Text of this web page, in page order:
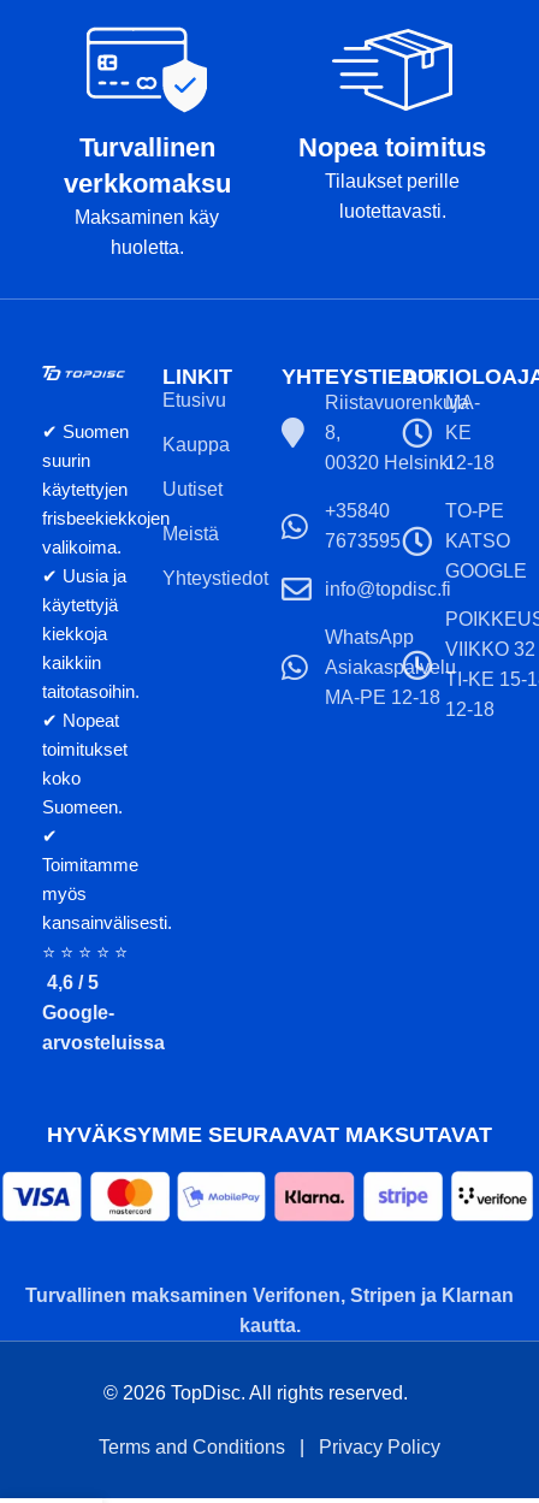
Turvallinen
verkkomaksu
Maksaminen käy
huoletta.
Nopea toimitus
Tilaukset perille
luotettavasti.
✔ Suomen
suurin
käytettyjen
frisbeekiekkojen
valikoima.
✔ Uusia ja
käytettyjä
kiekkoja
kaikkiin
taitotasoihin.
✔ Nopeat
toimitukset
koko
Suomeen.
✔
Toimitamme
myös
kansainvälisesti.
⭐ ⭐ ⭐ ⭐ ⭐
4,6 / 5
Google-
arvosteluissa
LINKIT
Etusivu
Kauppa
Uutiset
Meistä
Yhteystiedot
YHTEYSTIEDOT
Riistavuorenkuja
8,
00320 Helsinki
+35840
7673595
info@topdisc.fi
WhatsApp
Asiakaspalvelu
MA-PE 12-18
MA-
KE
12-18
TO-PE
KATSO
GOOGLE
VIIKKO 32
TI-KE 15-
12-18
HYVÄKSYMME SEURAAVAT MAKSUTAVAT
Turvallinen maksaminen Verifonen, Stripen ja Klarnan
kautta.
© 2026 TopDisc. All rights reserved.
Terms and Conditions Privacy Policy